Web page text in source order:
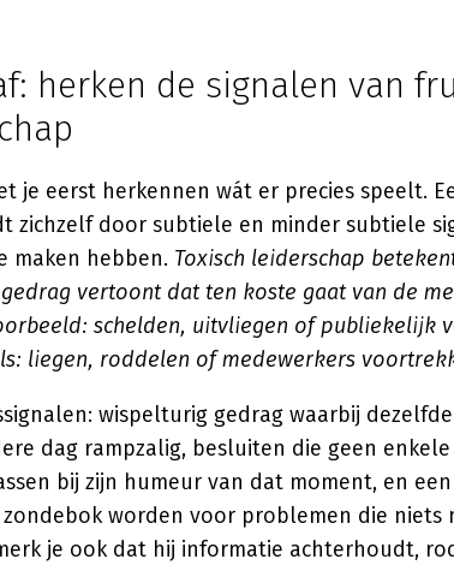
herken de signalen van
je eerst herkennen wát er precies speelt.
zichzelf door subtiele en minder subtiele
maken hebben. Toxisch leiderschap
vertoont dat ten koste gaat van de
schelden, uitvliegen of publiekelijk
liegen, roddelen of medewerkers
wispelturig gedrag waarbij
dag rampzalig, besluiten die geen
bij zijn humeur van dat moment, en
worden voor problemen die niets
je ook dat hij informatie achterhoudt,